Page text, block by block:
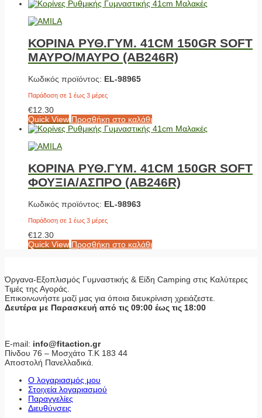
ΚΟΡΙΝΑ ΡΥΘ.ΓΥΜ. 41CM 150GR SOFT
ΜΑΥΡΟ/ΜΑΥΡΟ (ΑΒ246R)
Κωδικός προϊόντος: EL-98965
Παράδοση σε 1 έως 3 μέρες
€12.30
Quick View Προσθήκη στο καλάθι
ΚΟΡΙΝΑ ΡΥΘ.ΓΥΜ. 41CM 150GR SOFT
ΦΟΥΞΙΑ/ΑΣΠΡΟ (ΑΒ246R)
Κωδικός προϊόντος: EL-98963
Παράδοση σε 1 έως 3 μέρες
€12.30
Quick View Προσθήκη στο καλάθι
Όργανα-Εξοπλισμός Γυμναστικής & Είδη Camping στις Καλύτερες
Τιμές της Αγοράς.
Επικοινωνήστε μαζί μας για όποια διευκρίνιση χρειάζεστε.
Δευτέρα με Παρασκευή από τις 09:00 έως τις 18:00
E-mail: info@fitaction.gr
Πίνδου 76 – Μοσχάτο Τ.Κ 183 44
Αποστολή Πανελλαδικά.
Ο λογαριασμός μου
Στοιχεία λογαριασμού
Παραγγελίες
Διευθύνσεις